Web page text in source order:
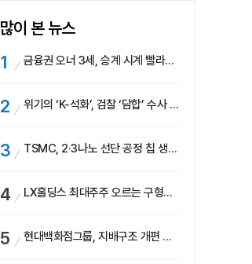
많이 본 뉴스
금융권 오너 3세, 승계 시계 빨라지나…한국투자 ‘속도’·미래에셋·메리츠는 ‘거리두기’
위기의 ‘K-석화’, 검찰 ‘담합’ 수사 착수…“LG·한화·롯데 등 7개 업체, 8개 제품 가격 담합”
TSMC, 2·3나노 선단 공정 칩 생산 가속화…삼성, 파운드리 확장 변수 맞나
LX홀딩스 최대주주 오르는 구형모 사장…계열사 실적 개선 ‘과제’
현대백화점그룹, 지배구조 개편 작업…지주사 행위제한 요건 해소